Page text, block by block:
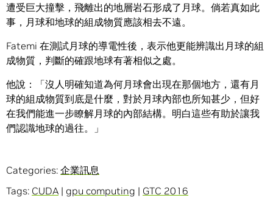
遭受巨大撞擊，飛離出的地層岩石形成了月球。倘若真如此
事，月球和地球的組成物質應該相去不遠。
Fatemi 在測試月球的導電性後，表示他更能辨識出月球的組
成物質，判斷的確跟地球有著相似之處。
他說：「沒人明確知道為何月球會出現在那個地方，還有月
球的組成物質到底是什麼，對於月球內部也所知甚少，但好
在我們能進一步瞭解月球的內部結構。明白這些有助於讓我
們認識地球的過往。」
Categories: 企業訊息
Tags: CUDA | gpu computing | GTC 2016